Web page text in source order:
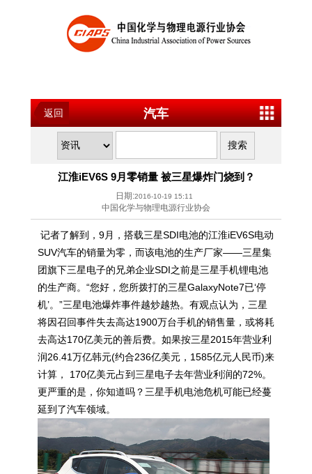
返回 汽车
江淮iEV6S 9月零销量 被三星爆炸门烧到？
日期:2016-10-19 15:11
中国化学与物理电源行业协会
记者了解到，9月，搭载三星SDI电池的江淮iEV6S电动
SUV汽车的销量为零，而该电池的生产厂家——三星集
团旗下三星电子的兄弟企业SDI之前是三星手机锂电池
的生产商。“您好，您所拨打的三星GalaxyNote7已‘停
机’。”三星电池爆炸事件越炒越热。有观点认为，三星
将因召回事件失去高达1900万台手机的销售量，或将耗
去高达170亿美元的善后费。如果按三星2015年营业利
润26.41万亿韩元(约合236亿美元，1585亿元人民币)来
计算， 170亿美元占到三星电子去年营业利润的72%。
更严重的是，你知道吗？三星手机电池危机可能已经蔓
延到了汽车领域。